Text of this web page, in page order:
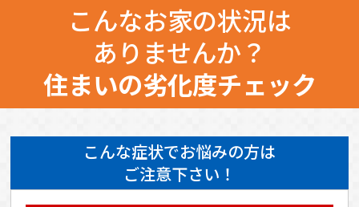
こんなお家の状況は
ありませんか？
住まいの劣化度チェック
こんな症状でお悩みの方は
ご注意下さい！